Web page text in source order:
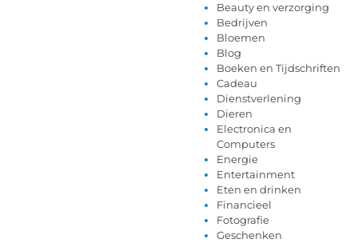
Beauty en verzorging
Bedrijven
Bloemen
Blog
Boeken en Tijdschriften
Cadeau
Dienstverlening
Dieren
Electronica en
Computers
Energie
Entertainment
Eten en drinken
Financieel
Fotografie
Geschenken